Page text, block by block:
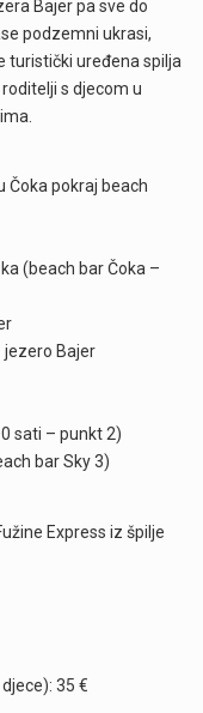
Bajer pa sve do
podzemni ukrasi,
turistički uređena spilja
s djecom u
Čoka pokraj beach
(beach bar Čoka –
jezero Bajer
sati – punkt 2)
bar Sky 3)
Express iz špilje
35 €